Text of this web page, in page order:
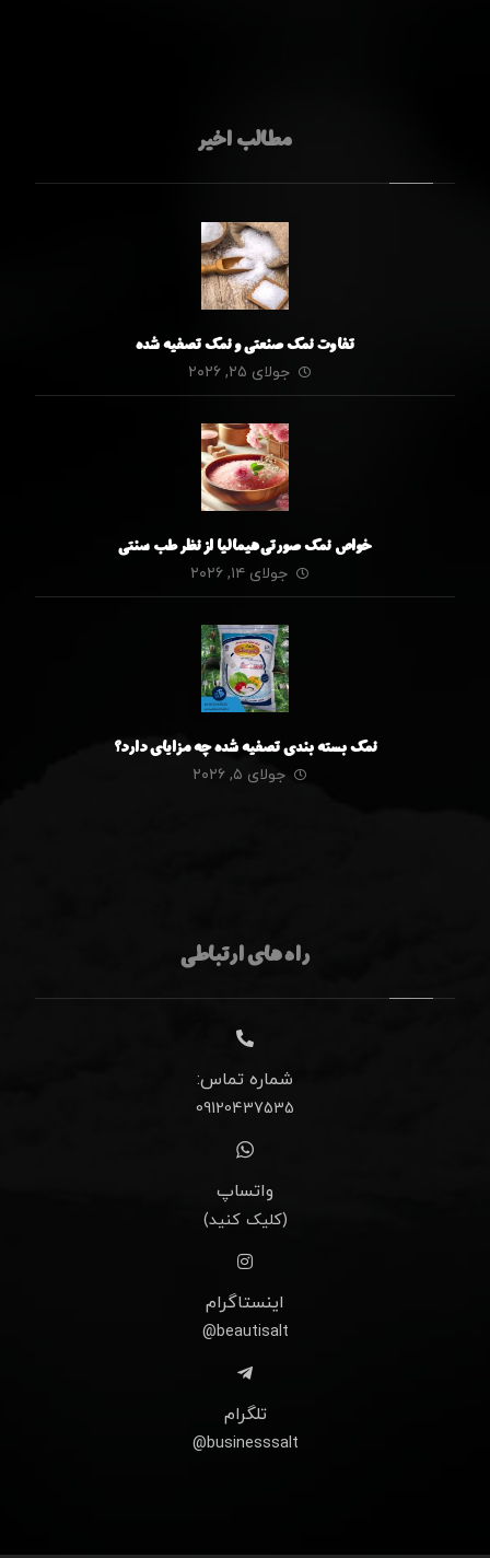
مطالب اخیر
تفاوت نمک صنعتی و نمک تصفیه شده
جولای ۲۵, ۲۰۲۶
خواص نمک صورتی هیمالیا از نظر طب سنتی
جولای ۱۴, ۲۰۲۶
نمک بسته بندی تصفیه شده چه مزایای دارد؟
جولای ۵, ۲۰۲۶
راه های ارتباطی
شماره تماس:
09120437535
واتساپ
(کلیک کنید)
اینستاگرام
beautisalt@
تلگرام
businesssalt@